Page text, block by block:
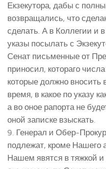
Екзекутора, дабы с
возвращались, что
сделать. А в Коллегии и
указы посылать с
Сенат письменные от
приносил, котораго
которые должно вносить
время, в какое по указу
а во оное рапорта не
оной записке взыскать.
9. Генерал и Обер-
подлежат, кроме Нашего
Нашем явятся в тяжкой